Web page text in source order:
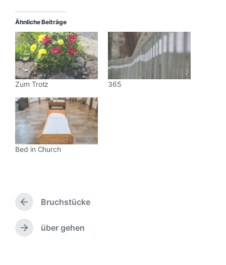
Ähnliche Beiträge
Zum Trotz 365
Bed in Church
V
o
r
h
Bruchstücke
N
über gehen